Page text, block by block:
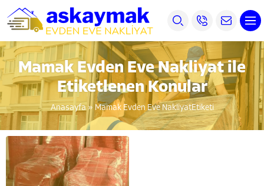
Mamak Evden Eve Nakliyat ile
Etiketlenen Konular
Anasayfa» Mamak Evden Eve NakliyatEtiketi